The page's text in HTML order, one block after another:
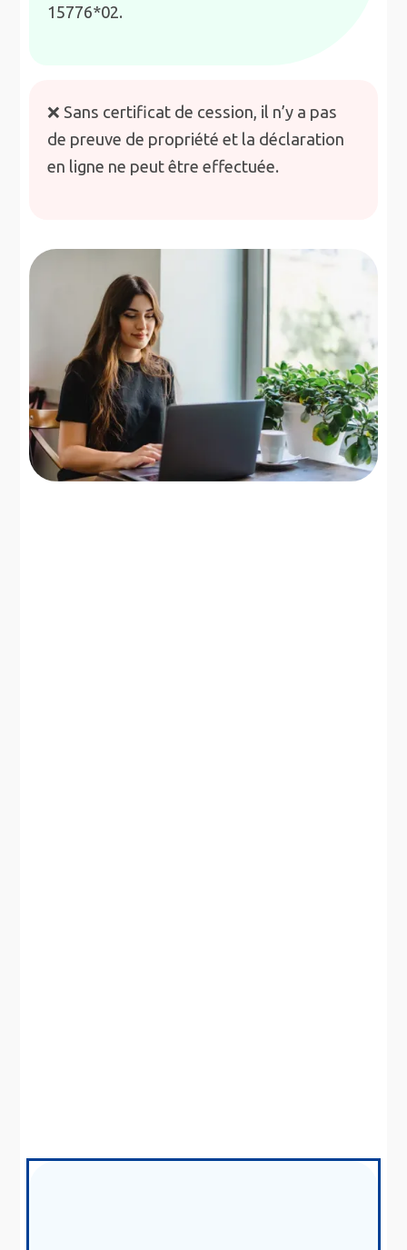
15776*02.
❌ Sans certificat de cession, il n’y a pas
de preuve de propriété et la déclaration
en ligne ne peut être effectuée.